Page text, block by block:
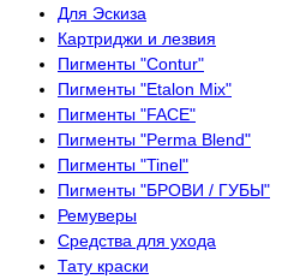
Для Эскиза
Картриджи и лезвия
Пигменты "Contur"
Пигменты "Etalon Mix"
Пигменты "FACE"
Пигменты "Perma Blend"
Пигменты "Tinel"
Пигменты "БРОВИ / ГУБЫ"
Ремуверы
Средства для ухода
Тату краски